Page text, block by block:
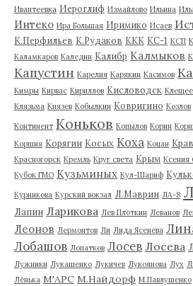
Ивантеевка Иероглиф Измайлово Ильина
Интеко Ира Большая Иримико Исаев
К.Перфильев К.Рудаков ККК КС-1 КСП
Каламкаров Каледин Калибр Калмыков
Капустин Карелия Карякин Касимов
Кимры Кирвас Кириллов Кисловодск
Клязьма Князев Кобылкин Ковригино Козлов
Континент Коньков Копылов Корин
Коршия Корягин Косых Коха Коцан
Красногорск Кремль Круг света Крым Ксения
Кубок ГМО Кузьминых Кул-Шариф
Курникова Курский вокзал Л.Маврин ЛА-8
Лапин Ларикова Лев Плоткин Леванов
Леонов Лермонтов Ли Лида Ясенева
Лобашов Лопатков Лосев Лосева
Лужники Лукашенко Лукичев Лукоянова Лух
Лёнька М'АРС М.Найдорф М.Павлушенко